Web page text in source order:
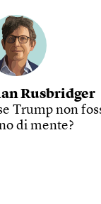
Rusbridger
Trump non
di mente?